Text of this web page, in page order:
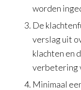
worden
De
verslag uit
klachten en
verbetering
Minimaal